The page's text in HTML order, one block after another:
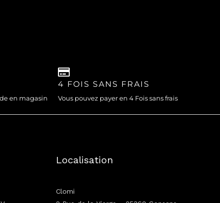
en magasin
4 FOIS SANS FRAIS
Vous pouvez payer en 4 Fois sans frais
Localisation
Clomi